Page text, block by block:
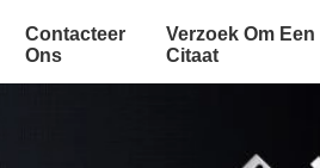
Contacteer
Ons
Verzoek Om Een
Citaat